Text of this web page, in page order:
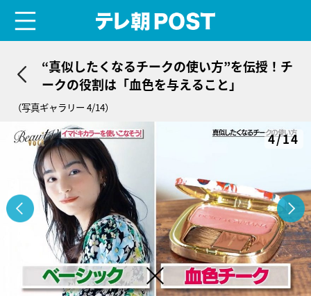
“真似したくなるチークの使い方”を伝授！チ
ークの役割は「血色を与えること」
（写真ギャラリー 4/14）
4/14